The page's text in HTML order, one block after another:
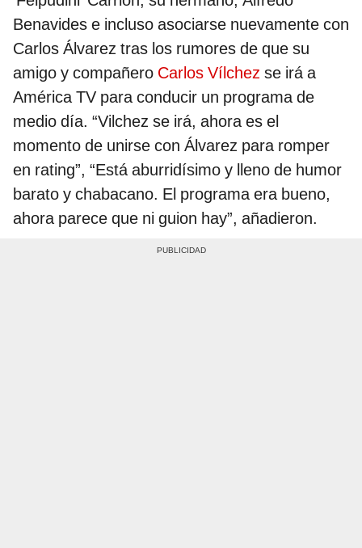
Benavides e incluso asociarse nuevamente con
Carlos Álvarez tras los rumores de que su
amigo y compañero Carlos Vílchez se irá a
América TV para conducir un programa de
medio día. “Vilchez se irá, ahora es el
momento de unirse con Álvarez para romper
en rating”, “Está aburridísimo y lleno de humor
barato y chabacano. El programa era bueno,
ahora parece que ni guion hay”, añadieron.